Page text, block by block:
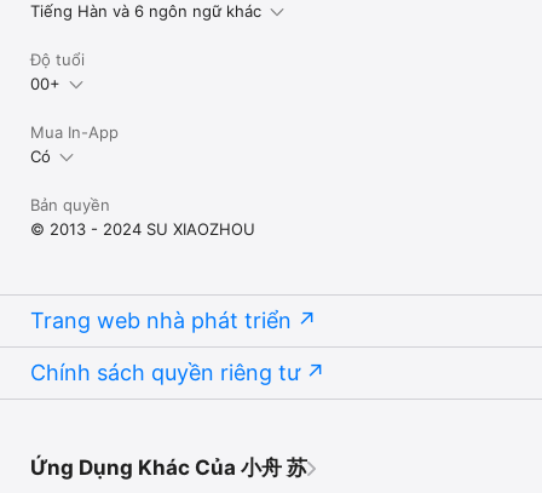
Tiếng Hàn và 6 ngôn ngữ khác
Độ tuổi
00+
Mua In-App
Có
Bản quyền
© 2013 - 2024 SU XIAOZHOU
Trang web nhà phát triển
Chính sách quyền riêng tư
Ứng Dụng Khác Của 小舟 苏